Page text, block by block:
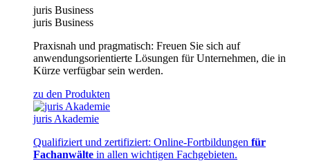
juris Business
juris Business
Praxisnah und pragmatisch: Freuen Sie sich auf
anwendungsorientierte Lösungen für Unternehmen, die in
Kürze verfügbar sein werden.
zu den Produkten
juris Akademie
Qualifiziert und zertifiziert: Online-Fortbildungen für
Fachanwälte in allen wichtigen Fachgebieten.